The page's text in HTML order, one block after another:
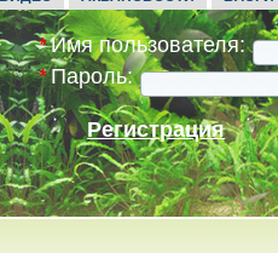
Имя пользователя:
*
Пароль:
*
Регистрация